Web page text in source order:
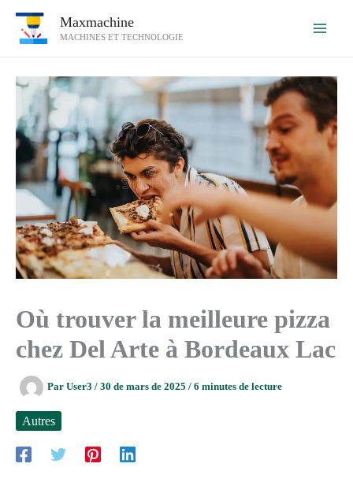
Maxmachine
MACHINES ET TECHNOLOGIE
Où trouver la meilleure pizza
chez Del Arte à Bordeaux Lac
Par User3 / 30 de mars de 2025 / 6 minutes de lecture
Autres